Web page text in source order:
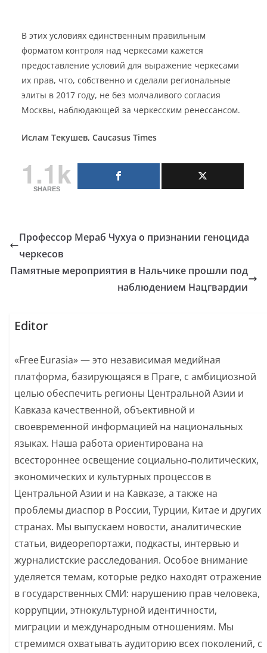
В этих условиях единственным правильным
форматом контроля над черкесами кажется
предоставление условий для выражение черкесами
их прав, что, собственно и сделали региональные
элиты в 2017 году, не без молчаливого согласия
Москвы, наблюдающей за черкесским ренессансом.
Ислам Текушев, Caucasus Times
1.1k
SHARES
Профессор Мераб Чухуа о признании геноцида
черкесов
Памятные мероприятия в Нальчике прошли под
наблюдением Нацгвардии
Editor
«Free Eurasia» — это независимая медийная
платформа, базирующаяся в Праге, с амбициозной
целью обеспечить регионы Центральной Азии и
Кавказа качественной, объективной и
своевременной информацией на национальных
языках. Наша работа ориентирована на
всестороннее освещение социально‑политических,
экономических и культурных процессов в
Центральной Азии и на Кавказе, а также на
проблемы диаспор в России, Турции, Китае и других
странах. Мы выпускаем новости, аналитические
статьи, видеорепортажи, подкасты, интервью и
журналистские расследования. Особое внимание
уделяется темам, которые редко находят отражение
в государственных СМИ: нарушению прав человека,
коррупции, этнокультурной идентичности,
миграции и международным отношениям. Мы
стремимся охватывать аудиторию всех поколений, с